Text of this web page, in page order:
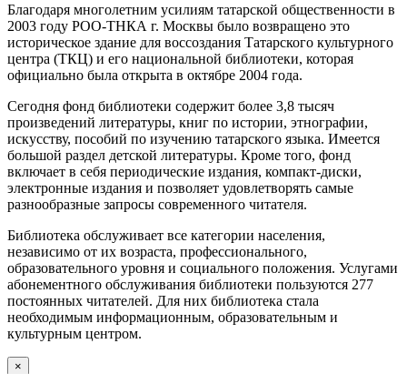
Благодаря многолетним усилиям татарской общественности в
2003 году РОО-ТНКА г. Москвы было возвращено это
историческое здание для воссоздания Татарского культурного
центра (ТКЦ) и его национальной библиотеки, которая
официально была открыта в октябре 2004 года.
Сегодня фонд библиотеки содержит более 3,8 тысяч
произведений литературы, книг по истории, этнографии,
искусству, пособий по изучению татарского языка. Имеется
большой раздел детской литературы. Кроме того, фонд
включает в себя периодические издания, компакт-диски,
электронные издания и позволяет удовлетворять самые
разнообразные запросы современного читателя.
Библиотека обслуживает все категории населения,
независимо от их возраста, профессионального,
образовательного уровня и социального положения. Услугами
абонементного обслуживания библиотеки пользуются 277
постоянных читателей. Для них библиотека стала
необходимым информационным, образовательным и
культурным центром.
×